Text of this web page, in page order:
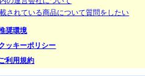
されている商品について質問をしたい
奨環境
ッキーポリシー
利用規約